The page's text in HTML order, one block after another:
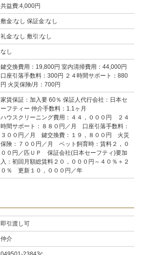
共益費:4,000円
敷金:なし 保証金:なし
礼金:なし 敷引:なし
なし
鍵交換費用：19,800円 室内清掃費用：44,000円
口座引落手数料：300円 ２４時間サポート：880
円 火災保険/月：700円
家賃保証：加入要 60％ 保証人代行会社：日本セ
ーフティー 仲介手数料：1.1ヶ月
ハウスクリーニング費用：４４，０００円 ２４
時間サポート：８８０円／月 口座引落手数料：
３００円／月 鍵交換費：１９，８００円 火災
保険：７００円／月 ペット飼育時：賃料２，０
００円／匹ＵＰ 保証会社(日本セーフティ)要加
入：初回月額総賃料２０，０００円～４０％＋２
０％ 更新１０，０００円／年
即引渡し可
仲介